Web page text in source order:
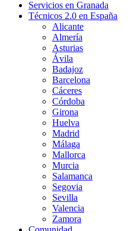
Servicios en Granada
Técnicos 2.0 en España
Alicante
Almería
Asturias
Ávila
Badajoz
Barcelona
Cáceres
Córdoba
Girona
Huelva
Madrid
Málaga
Mallorca
Murcia
Salamanca
Segovia
Sevilla
Valencia
Zamora